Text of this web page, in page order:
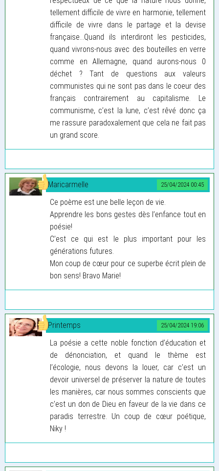
tellement difficile de vivre en harmonie, tellement
difficile de vivre dans le partage et la devise
française...Quand ils interdiront les pesticides,
quand vivrons-nous avec des bouteilles en verre
comme en Allemagne, quand aurons-nous 0
déchet ? Tant de questions aux valeurs
communistes qui ne sont pas dans le coeur des
français contrairement au capitalisme. Le
communisme, c’est la lune, c’est rêvé donc ça
me rassure paradoxalement que cela ne fait pas
un grand score.
25/04/2024 00:45
Maricarmelle
Ce poème est une belle leçon de vie.
Apprendre les bons gestes dès l’enfance tout en
poésie!
C’est ce qui est le plus important pour les
générations futures.
Mon coup de cœur pour ce superbe écrit plein de
bon sens! Bravo Marie!
25/04/2024 19:06
Printemps
La poésie a cette noble fonction d’éducation et
de dénonciation, et quand le thème est
l’écologie, nous devons la louer, car c’est un
devoir universel de préserver la nature de toutes
les manières, car nous sommes conscients que
c’est un don de Dieu en faveur de la vie dans ce
paradis terrestre. Un coup de cœur poétique,
Niky !